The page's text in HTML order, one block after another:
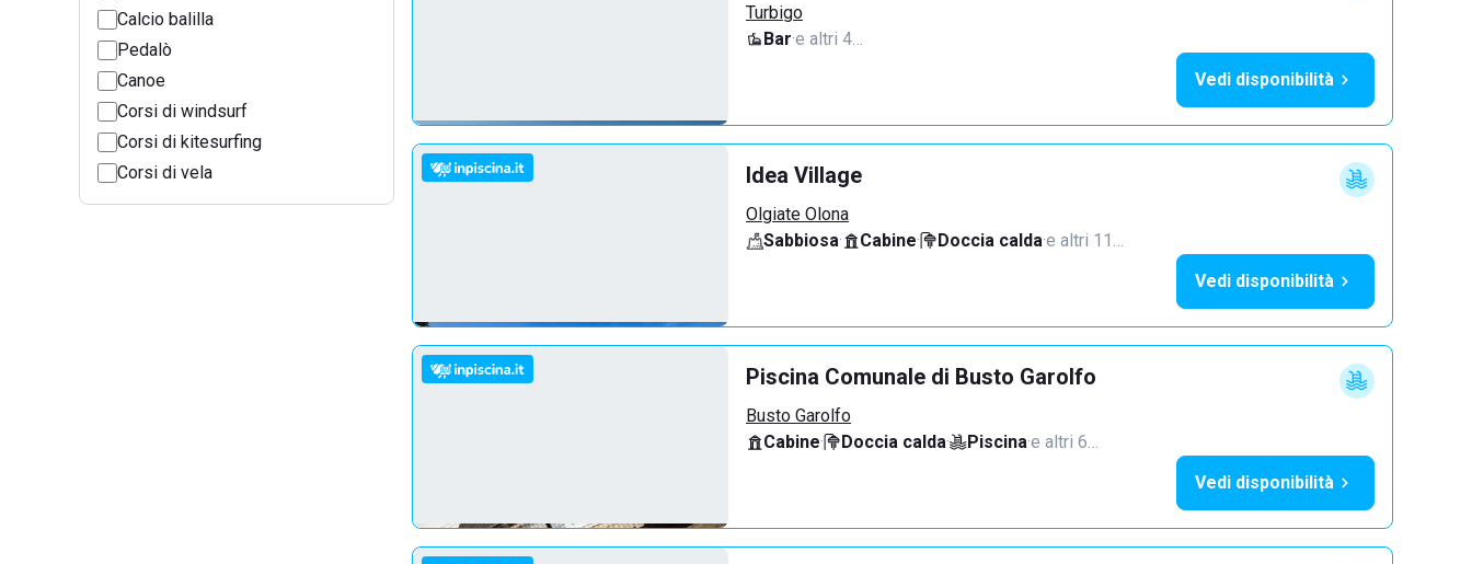
Calcio balilla
Pedalò
Canoe
Corsi di windsurf
Corsi di kitesurfing
Corsi di vela
Turbigo
Bar·e altri 4…
Vedi disponibilità
Idea Village
Olgiate Olona
Sabbiosa· Cabine· Doccia calda·e altri 11…
Vedi disponibilità
Piscina Comunale di Busto Garolfo
Busto Garolfo
Cabine· Doccia calda· Piscina·e altri 6…
Vedi disponibilità